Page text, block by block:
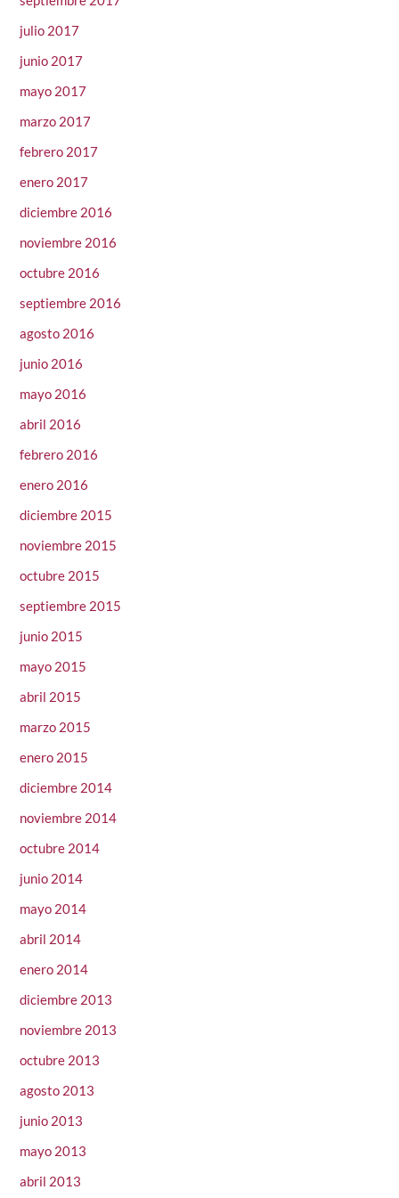
julio 2017
junio 2017
mayo 2017
marzo 2017
febrero 2017
enero 2017
diciembre 2016
noviembre 2016
octubre 2016
septiembre 2016
agosto 2016
junio 2016
mayo 2016
abril 2016
febrero 2016
enero 2016
diciembre 2015
noviembre 2015
octubre 2015
septiembre 2015
junio 2015
mayo 2015
abril 2015
marzo 2015
enero 2015
diciembre 2014
noviembre 2014
octubre 2014
junio 2014
mayo 2014
abril 2014
enero 2014
diciembre 2013
noviembre 2013
octubre 2013
agosto 2013
junio 2013
mayo 2013
abril 2013